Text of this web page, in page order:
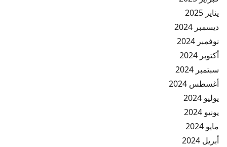
يناير 2025
ديسمبر 2024
نوفمبر 2024
أكتوبر 2024
سبتمبر 2024
أغسطس 2024
يوليو 2024
يونيو 2024
مايو 2024
أبريل 2024